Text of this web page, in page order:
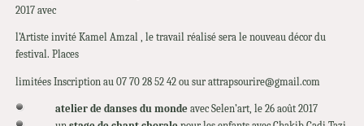
2017 avec
l’Artiste invité Kamel Amzal , le travail réalisé sera le nouveau décor du
festival. Places
limitées Inscription au 07 70 28 52 42 ou sur attrapsourire@gmail.com
atelier de danses du monde avec Selen’art, le 26 août 2017